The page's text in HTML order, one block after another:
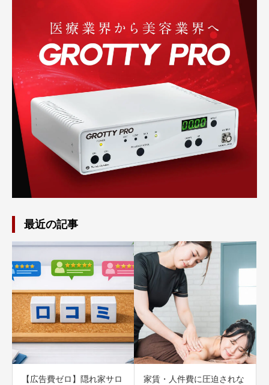
最近の記事
【広告費ゼロ】隠れ家サロ
家賃・人件費に圧迫されな